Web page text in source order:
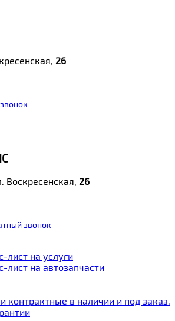
26
звонок
Воскресенская, 26
звонок
лист на услуги
лист на автозапчасти
контрактные в наличии и под заказ.